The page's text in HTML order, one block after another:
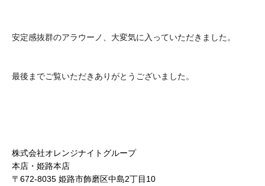
安定感抜群のアラウーノ、大変気に入っていただきました。
最後までご覧いただきありがとうございました。
株式会社オレンジナイトグループ
本店・姫路本店
〒672-8035 姫路市飾磨区中島2丁目10